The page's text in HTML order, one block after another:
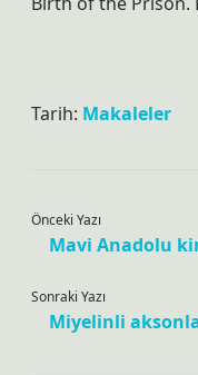
Tarih: Makaleler
Önceki Yazı
Mavi Anadolu
Sonraki Yazı
Miyelinli